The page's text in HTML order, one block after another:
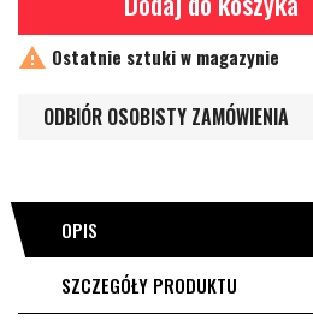
 Ostatnie sztuki w magazynie
ODBIÓR OSOBISTY ZAMÓWIENIA
OPIS
SZCZEGÓŁY PRODUKTU